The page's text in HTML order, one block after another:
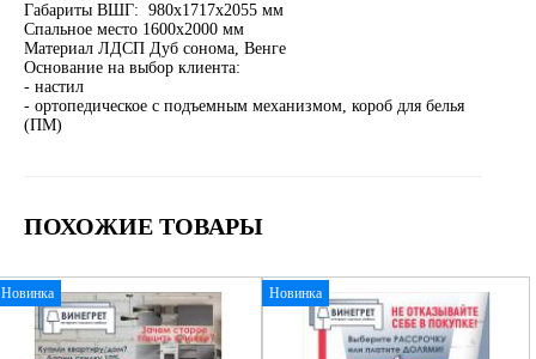
Габариты ВШГ: 980х1717х2055 мм
Спальное место 1600х2000 мм
Материал ЛДСП Дуб сонома, Венге
Основание на выбор клиента:
- настил
- ортопедическое с подъемным механизмом, короб для белья
(ПМ)
ПОХОЖИЕ ТОВАРЫ
Новинка Новинка